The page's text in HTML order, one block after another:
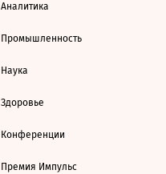
Аналитика
Промышленность
Наука
Здоровье
Конференции
Премия Импульс